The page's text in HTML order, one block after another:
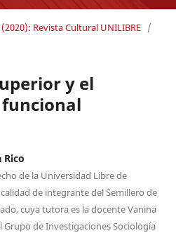
Revista Cultural UNILIBRE /
y el
Rico
de la Universidad Libre de
de integrante del Semillero de
cuya tutora es la docente Vanina
de Investigaciones Sociología